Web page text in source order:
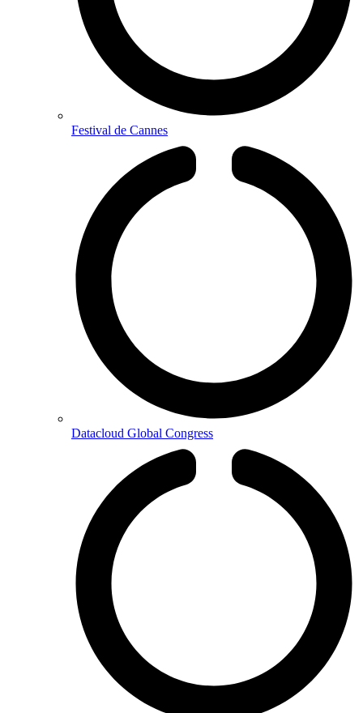
Festival de Cannes
Datacloud Global Congress